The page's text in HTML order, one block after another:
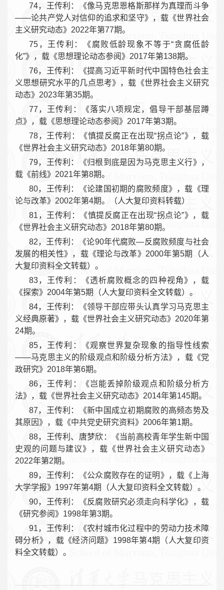
74，王传利：《像马克思恩格斯那样为真理而斗争
——论共产党人对信仰的追求和坚守》，载《世界社会
主义研究动态》2022年第77期。
75，王传利：《腐败低龄现象不等于“贪腐低龄
化”》，载《思想理论动态参阅》2017年第138期。
76，王传利：《提高习近平新时代中国特色社会主
义思想研究水平的几点思考》，载《世界社会主义研究
动态》2023年第35期。
77，王传利：《落实八项规定，倡导干部基层蹲
点》，载《思想理论动态参阅》2017年第3期。
78，王传利：《慎提反腐正在出现“拐点论”》，载
《世界社会主义研究动态》2018年第80期。
79，王传利：《归根到底是因为马克思主义行》，
载《前线》2021年第8期。
80，王传利：《论建国初期的腐败频度》，载《理
论与改革》2002年第4期。（人大复印资料转载）
81，王传利：《慎提反腐正在出现“拐点论”》，载
《世界社会主义研究动态》2018年第80期。
82，王传利：《论90年代腐败—反腐败频度与社会
发展的相关性》，载《理论与改革》2000年第5期（人
大复印资料全文转载）。
83，王传利：《透析腐败概念的四种视角》，载
《探索》2004年第5期（人大复印资料全文转载）。
84，王传利：《领导干部应带头认真学习马克思主
义经典原著》，载《世界社会主义研究动态》2020年第
24期。
85，王传利：《观察世界复杂现象的指导性线索
——马克思主义的阶级观点和阶级分析方法》，载《党
政研究》2018年第6期。
86，王传利：《岂能丢掉阶级观点和阶级分析方
法》，载《世界社会主义研究动态》2014年第145期。
87，王传利：《新中国成立初期腐败的高频态势及
其原因》，载《中共党史研究资料》2006年第1期。
88，王传利、唐梦欣：《当前高校青年学生新中国
史观的问题与建议》，载《世界社会主义研究动态》
2022年第2期。
89，王传利：《公众腐败存在的证明》，载《上海
大学学报》1997年第4期（人大复印资料全文转载）。
90，王传利：《反腐败研究必须走向科学化》，载
《研究参阅》1998年第3期。
91，王传利：《农村城市化过程中的劳动力技术障
碍分析》，载《经济问题》1998年第4期（人大复印资
料全文转载）。